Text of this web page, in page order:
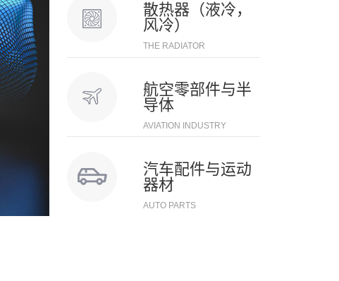
散热器（液冷，
风冷）
THE RADIATOR
航空零部件与半
导体
AVIATION INDUSTRY
汽车配件与运动
器材
AUTO PARTS